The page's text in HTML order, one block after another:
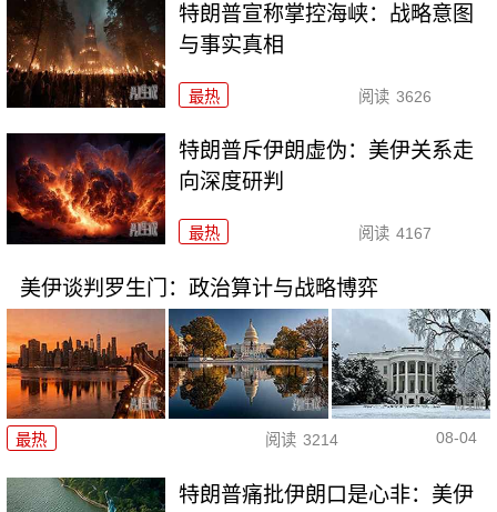
特朗普宣称掌控海峡：战略意图
与事实真相
最热 阅读 3626
特朗普斥伊朗虚伪：美伊关系走
向深度研判
最热 阅读 4167
美伊谈判罗生门：政治算计与战略博弈
最热 阅读 3214 08-04
特朗普痛批伊朗口是心非：美伊